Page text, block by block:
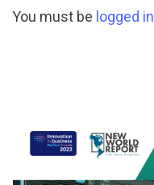
You must be logged in